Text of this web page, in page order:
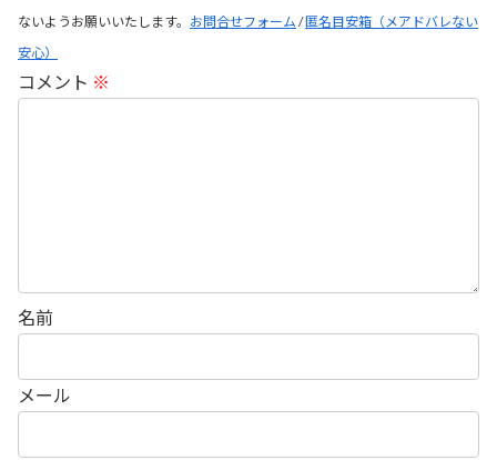
ないようお願いいたします。 お問合せフォーム /匿名目安箱（メアドバレない
安心）
コメント ※
名前
メール